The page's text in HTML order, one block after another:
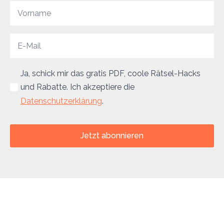
Ja, schick mir das gratis PDF, coole Rätsel-Hacks
und Rabatte. Ich akzeptiere die
Datenschutzerklärung.
Jetzt abonnieren